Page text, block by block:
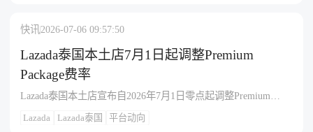
价选品成为常态，泰国电商增速已领跑东南亚，需求正从单纯
紧抓正品保障、健康品类布局及智能购物服务升级三大抓手，
以抢占市场先机。
快讯2026-07-06 09:57:50
Lazada泰国本土店7月1日起调整Premium
Package费率
Lazada泰国本土店宣布自2026年7月1日零点起调整Premium
Package（高级套餐）服务费率，入驻商家可享受专属活动代金
券、Lazada特惠免运券、商品专属标识、优惠标签及流量曝光等
Lazada Lazada泰国 平台动向